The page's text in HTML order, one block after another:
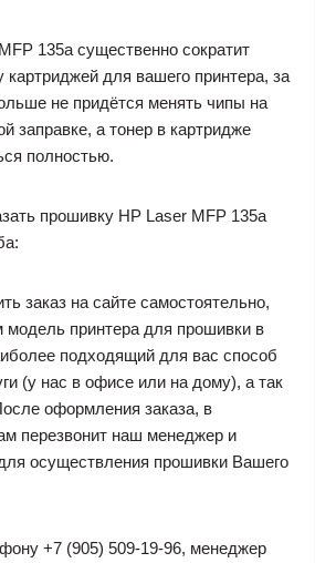
135a существенно сократит
картриджей для вашего принтера, за
не придётся менять чипы на
заправке, а тонер в картридже
полностью.
прошивку HP Laser MFP 135a
заказ на сайте самостоятельно,
принтера для прошивки в
подходящий для вас способ
(у нас в офисе или на дому), а так
оформления заказа, в
перезвонит наш менеджер и
осуществления прошивки Вашего
+7 (905) 509-19-96, менеджер